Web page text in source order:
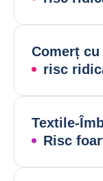
Comerț cu
risc
Textile-
Risc